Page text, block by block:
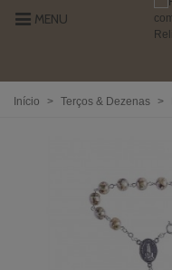
MENU
Início > Terços & Dezenas >